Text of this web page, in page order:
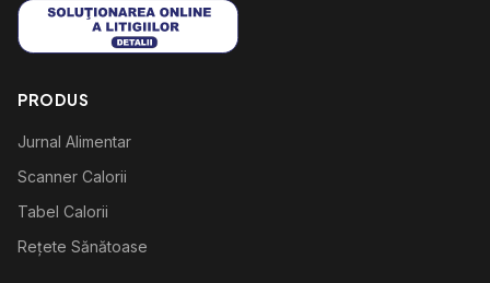
PRODUS
Jurnal Alimentar
Scanner Calorii
Tabel Calorii
Rețete Sănătoase